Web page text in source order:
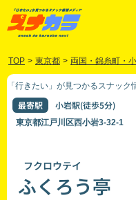
TOP > 東京都 > 両国・錦糸町・
「行きたい」が見つかるスナック
最寄駅 小岩駅(徒歩5分)
東京都江戸川区西小岩3-32-1
フクロウテイ
ふくろう亭